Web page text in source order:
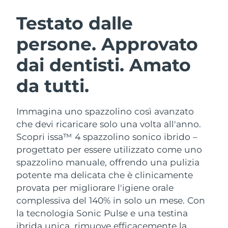
Testato dalle
persone. Approvato
dai dentisti. Amato
da tutti.
Immagina uno spazzolino così avanzato
che devi ricaricare solo una volta all'anno.
Scopri issa™ 4 spazzolino sonico ibrido –
progettato per essere utilizzato come uno
spazzolino manuale, offrendo una pulizia
potente ma delicata che è clinicamente
provata per migliorare l'igiene orale
complessiva del 140% in solo un mese. Con
la tecnologia Sonic Pulse e una testina
ibrida unica, rimuove efficacemente la
Detersione viso
LUNA™ 4 pacchetto
Anti-aging massage
LUNA™ 4 Plus
Massage, LED heating
LUNA™ 4 Men
For men, anti-aging massage
Lifting viso
BEAR™ 2 pacchetto
Microcurrent toning
BEAR™ 2 go
Microcurrent toning on-the-go
BEAR™ 2 eyes & lips
Microcurrent line smoothing device
Idratazione
UFO™ 3 pacchetto
Deep facial hydration
UFO™ 3 LED
Near-infrared and red light therapy
device
Igiene orale
issa™ 4
Hybrid silicone sonic toothbrush
issa™ 4 plus
Smart hybrid silicone sonic toothbrush
TRATTAMENTI ANTI-AGE FAQ™
Anti-age Trattamenti LED
NEW
Austria
Bahrein Consegna stimata 8/10/26
Belgio Consegna stimata8/9/26
Bermuda
Bosnia ed
Erzegovina
Consegna stimata8/12/26
Brunei Consegna stimata 8/14/26
Bulgaria Consegna stimata
Canada Consegna stimata
Cile Consegna stimata8/13/26